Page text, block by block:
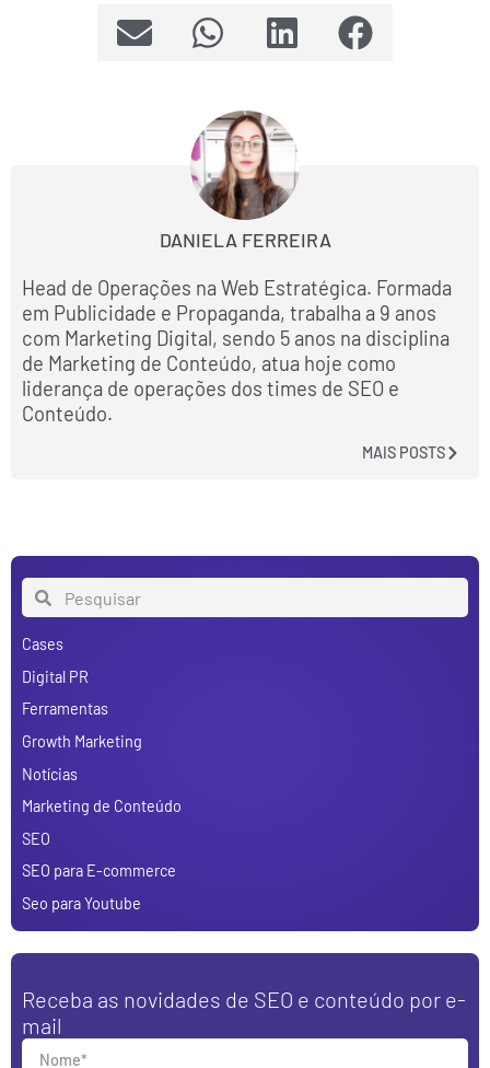
DANIELA FERREIRA
Head de Operações na Web Estratégica. Formada
em Publicidade e Propaganda, trabalha a 9 anos
com Marketing Digital, sendo 5 anos na disciplina
de Marketing de Conteúdo, atua hoje como
liderança de operações dos times de SEO e
Conteúdo.
MAIS POSTS
Cases
Digital PR
Ferramentas
Growth Marketing
Notícias
Marketing de Conteúdo
SEO
SEO para E-commerce
Seo para Youtube
Receba as novidades de SEO e conteúdo por e-
mail